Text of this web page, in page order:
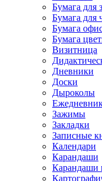
Бумага для
Бумага для
Бумага
Бумага
Визитница
Дневники
Доски
Дыроколы
Зажимы
Закладки
Записные
Календари
Карандаши
Карандаши